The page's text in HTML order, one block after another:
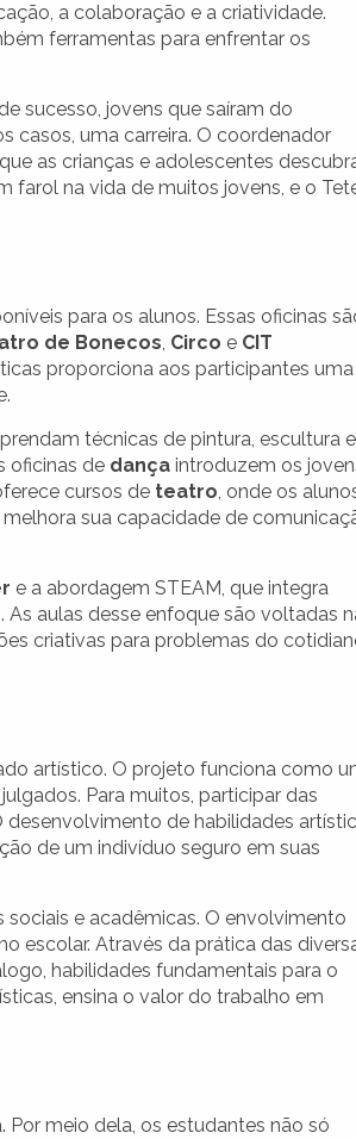
a colaboração e a criatividade.
ferramentas para enfrentar os
sucesso, jovens que saíram do
casos, uma carreira. O coordenador
as crianças e adolescentes
farol na vida de muitos jovens, e o
para os alunos. Essas oficinas
de Bonecos, Circo e CIT
proporciona aos participantes uma
técnicas de pintura, escultura e
oficinas de dança introduzem os
cursos de teatro, onde os
sua capacidade de
e a abordagem STEAM, que integra
As aulas desse enfoque são voltadas
criativas para problemas do
artístico. O projeto funciona como
Para muitos, participar das
de habilidades
de um indivíduo seguro em suas
e acadêmicas. O envolvimento
escolar. Através da prática das
habilidades fundamentais para o
ensina o valor do trabalho em
meio dela, os estudantes não só